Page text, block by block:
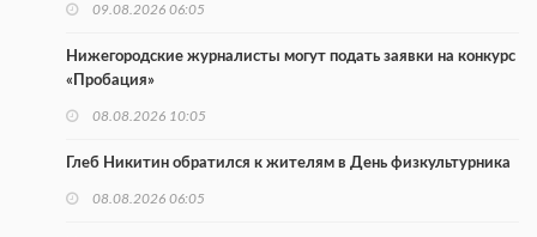
09.08.2026 06:05
Нижегородские журналисты могут подать заявки на конкурс
«Пробация»
08.08.2026 10:05
Глеб Никитин обратился к жителям в День физкультурника
08.08.2026 06:05